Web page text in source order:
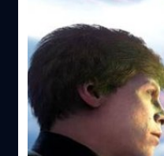
ค่าย EA เปิดตัว 4
Need for Speed ,
StarWars
จากงาน E3 2015 ของค่
ทางค่ายไล่ตั้งแต่เกม
ANDROMEDA ภาคใหม่
และ PC แต่กำหนดออกเ
ที่ไม่ต้องรอนานคือเกมรถ
วงศกร ปฐมชัยวัฒน์| 4070